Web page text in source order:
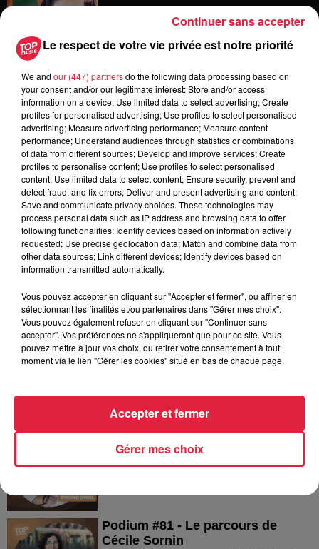
6 août 2026
pape à Metz en septembre
5 août 2026
Europa-Park : des précisons sur
l’après Euro-Mir
Dans la même série
Podium #83 - Le parcours de
Sacha Straub-Kahn
Podium #83 - Le parcours de Sacha Straub-
Bruno Dinel
Podium #82 - Le parcours de Bruno Dinel
Podium #81 - Le parcours de
Cécile Sornin
Le respect de votre vie privée est notre priorité
We and our (447) partnersdo the following data processing based on
your consent and/or our legitimate interest: Store and/or access
information on a device; Use limited data to select advertising; Create
profiles for personalised advertising; Use profiles to select personalised
advertising; Measure advertising performance; Measure content
performance; Understand audiences through statistics or combinations
of data from different sources; Develop and improve services; Create
profiles to personalise content; Use profiles to select personalised
content; Use limited data to select content; Ensure security, prevent and
detect fraud, and fix errors; Deliver and present advertising and content;
Save and communicate privacy choices. These technologies may
process personal data such as IP address and browsing data to offer
following functionalities: Identify devices based on information actively
requested; Use precise geolocation data; Match and combine data from
other data sources; Link different devices; Identify devices based on
information transmitted automatically.
Vous pouvez accepter en cliquant sur "Accepter et fermer", ou affiner en
sélectionnant les finalités et/ou partenaires dans "Gérer mes choix".
Vous pouvez également refuser en cliquant sur "Continuer sans
accepter". Vos préférences ne s'appliqueront que pour ce site. Vous
pouvez mettre à jour vos choix, ou retirer votre consentement à tout
moment via le lien "Gérer les cookies" situé en bas de chaque page.
Gérer mes choix
Accepter et fermer
Continuer sans accepter